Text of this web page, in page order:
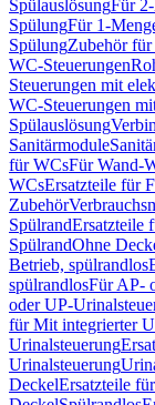
SpülauslösungFür
SpülungFür 1-
SpülungZubehör
WC-Steuerungen
Steuerungen mit
WC-Steuerungen
Spülauslösung
Sanitärmodule
für WCsFür Wand-
WCsErsatzteile für
Zubehör
SpülrandErsatzteile
SpülrandOhne
Betrieb, spülrandlos
spülrandlosFür AP-
oder UP-
für Mit integrierter
Urinalsteuerung
Urinalsteuerung
DeckelErsatzteile